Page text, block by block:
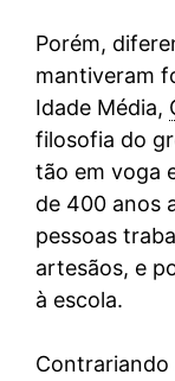
Porém,
mantiveram
Idade Média,
filosofia do
tão em voga
de 400 anos
pessoas
artesãos, e
à escola.
Contrariando